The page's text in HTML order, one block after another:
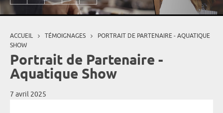
Vous êtes ici
ACCUEIL TÉMOIGNAGES
PORTRAIT DE PARTENAIRE - AQUATIQUE
SHOW
Portrait de Partenaire -
Aquatique Show
7 avril 2025